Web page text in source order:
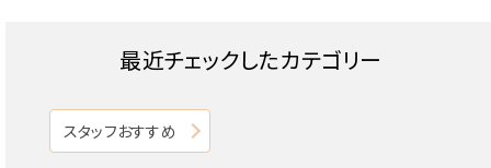
最近チェックしたカテゴリー
スタッフおすすめ